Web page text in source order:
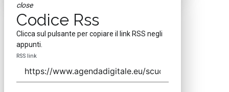
close
Codice Rss
Clicca sul pulsante per copiare il link RSS negli
appunti.
RSS link